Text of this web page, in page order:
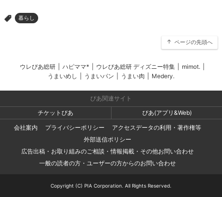
> 暮らし
ページの先頭へ
ウレぴあ総研 ハピママ* ウレぴあ総研 ディズニー特集 mimot.
うまいめし
うまいパン うまい肉 Medery.
ぴあ関連サイト
チケットぴあ
ぴあ(アプリ&Web)
会社案内
プライバシーポリシー
アクセスデータの利用・著作権等
外部送信ポリシー
広告出稿・お取り組みのご相談・情報掲載・その他お問い合わせ
一般の読者の方・ユーザーの方からのお問い合わせ
Copyright (C) PIA Corporation. All Rights Reserved.